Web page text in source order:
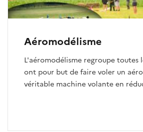
Aéromodélisme
L'aéromodélisme regroupe toutes
ont pour but de faire voler un
véritable machine volante en
d’un planeur, d’un hélicoptère,